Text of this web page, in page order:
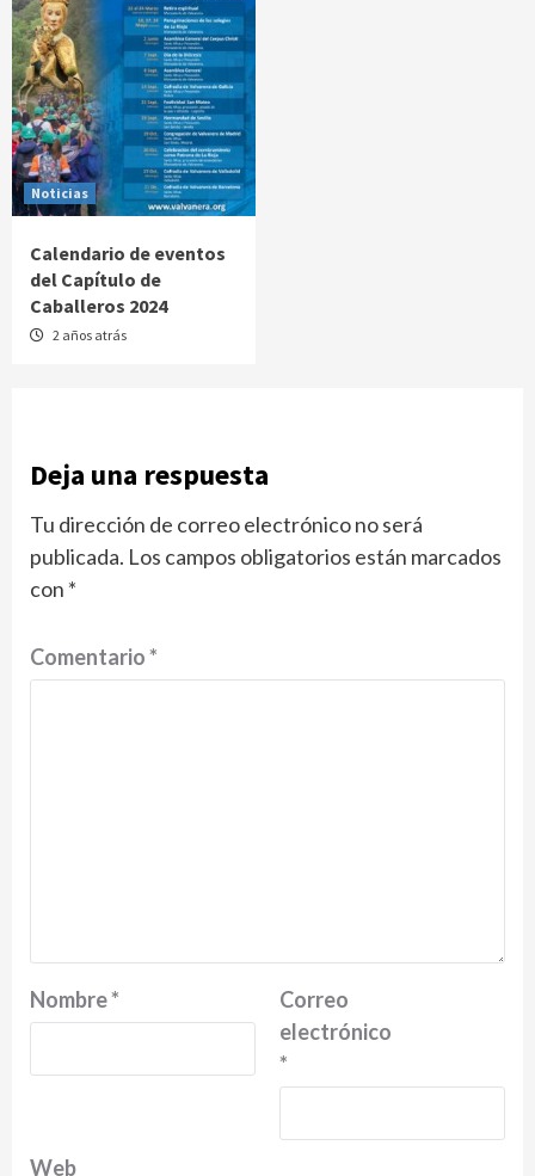
Noticias
Calendario de eventos
del Capítulo de
Caballeros 2024
2 años atrás
Deja una respuesta
Tu dirección de correo electrónico no será
publicada. Los campos obligatorios están marcados
con *
Comentario*
Nombre*
Correo
electrónico
*
Web